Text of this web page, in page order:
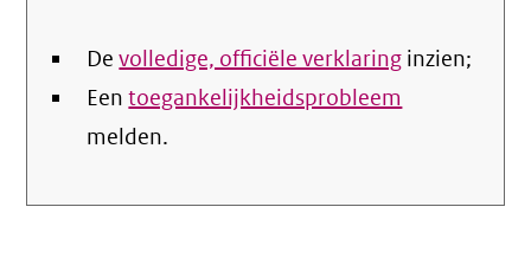
Devolledige, officiële verklaring inzien;
Eentoegankelijkheidsprobleem
melden.